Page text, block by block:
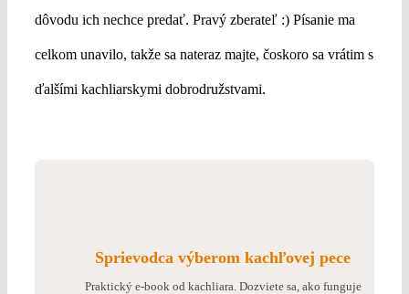
dôvodu ich nechce predať. Pravý zberateľ :) Písanie ma
celkom unavilo, takže sa nateraz majte, čoskoro sa vrátim s
ďalšími kachliarskymi dobrodružstvami.
Sprievodca výberom kachľovej pece
Praktický e-book od kachliara. Dozviete sa, ako funguje